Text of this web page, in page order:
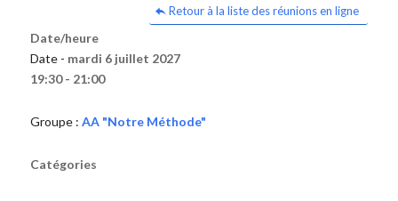
Retour à la liste des réunions en ligne
Date/heure
Date - mardi 6 juillet 2027
19:30 - 21:00
Groupe : AA "Notre Méthode"
Catégories